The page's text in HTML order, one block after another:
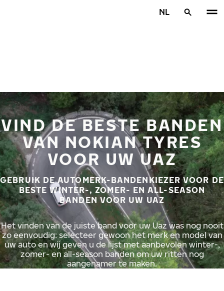
NL
VIND DE BESTE BANDEN
VAN NOKIAN TYRES
VOOR UW UAZ
GEBRUIK DE AUTOMERK-BANDENKIEZER VOOR DE
BESTE WINTER-, ZOMER- EN ALL-SEASON
BANDEN VOOR UW UAZ
Het vinden van de juiste band voor uw Uaz was nog nooit
zo eenvoudig: selecteer gewoon het merk en model van
uw auto en wij geven u de lijst met aanbevolen winter-,
zomer- en all-season banden om uw ritten nog
aangenamer te maken.